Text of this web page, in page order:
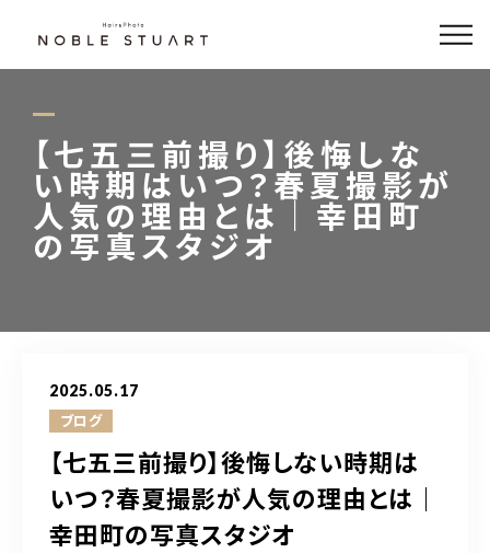
【七五三前撮り】後悔しな
い時期はいつ？春夏撮影が
人気の理由とは｜幸田町
の写真スタジオ
2025.05.17
ブログ
【七五三前撮り】後悔しない時期は
いつ？春夏撮影が人気の理由とは｜
幸田町の写真スタジオ
どんな写真が撮れるの？
撮影メニュー
フォト商品
衣装
0564-79-7788
営業時間 10：00～20：00